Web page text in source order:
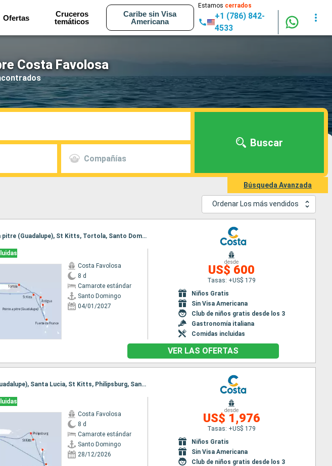
Ofertas
Cruceros
temáticos
Caribe sin Visa
Americana
Estamos cerrados
+1 (786) 842-
4533
Costa Favolosa
Compañías
Buscar
Búsqueda Avanzada
Ordenar Los más vendidos
Itinerario : Santo Domingo, Antigua, Fort-de-France, Pointe a pitre (Guadalupe), St Kitts, Tortola, Santo Domingo
Costa Favolosa
8 d
Camarote estándar
Santo Domingo
04/01/2027
desde
US$ 600
Tasas: +US$ 179
Niños Gratis
Sin Visa Americana
Club de niños gratis desde los 3
Gastronomía italiana
Comidas incluidas
VER LAS OFERTAS
Itinerario : Santo Domingo, Fort-de-France, Pointe a pitre (Guadalupe), Santa Lucia, St Kitts, Philipsburg, Santo Domingo
Costa Favolosa
8 d
Camarote estándar
Santo Domingo
28/12/2026
desde
US$ 1,976
Tasas: +US$ 179
Niños Gratis
Sin Visa Americana
Club de niños gratis desde los 3